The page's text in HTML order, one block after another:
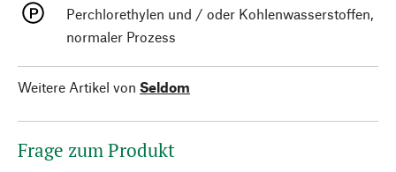
Perchlorethylen und / oder Kohlenwasserstoffen,
normaler Prozess
Weitere Artikel von Seldom
Frage zum Produkt